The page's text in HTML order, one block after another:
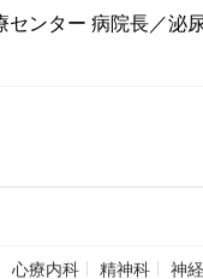
ンター 病院長／泌
心療内科 精神科
神